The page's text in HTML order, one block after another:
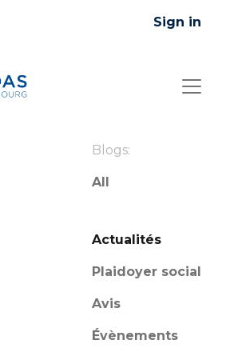
Sign in
Blogs:
All
Actualités
Plaidoyer social
Avis
Évènements